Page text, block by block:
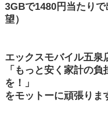
3GBで1480円当たり
望）
エックスモバイル五泉
「もっと安く家計の
を！」
をモットーに頑張りま